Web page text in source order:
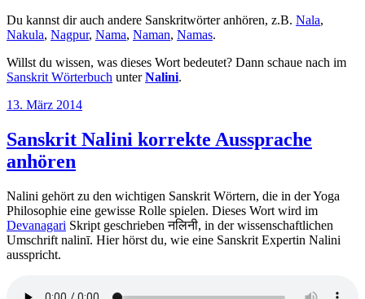
Du kannst dir auch andere Sanskritwörter anhören, z.B. Nala,
Nakula, Nagpur, Nama, Naman, Namas.
Willst du wissen, was dieses Wort bedeutet? Dann schaue nach im
Sanskrit Wörterbuch unterNalini.
Veröffentlicht
13. März 2014
Sanskrit Nalini korrekte Aussprache
anhören
Nalini gehört zu den wichtigen Sanskrit Wörtern, die in der Yoga
Philosophie eine gewisse Rolle spielen. Dieses Wort wird im
Devanagari Skript geschrieben नलिनी, in der wissenschaftlichen
Umschrift nalinī. Hier hörst du, wie eine Sanskrit Expertin Nalini
ausspricht.